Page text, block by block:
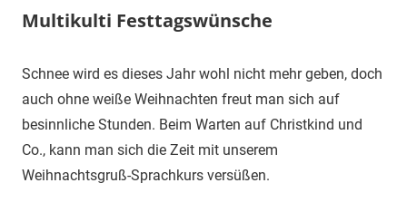
Multikulti Festtagswünsche
23.
Dezember
2014
terminal-
y
Urbi
et
orbi
Schnee wird es dieses Jahr wohl nicht mehr geben, doch
auch ohne weiße Weihnachten freut man sich auf
besinnliche Stunden. Beim Warten auf Christkind und
Co., kann man sich die Zeit mit unserem
Weihnachtsgruß-Sprachkurs versüßen.